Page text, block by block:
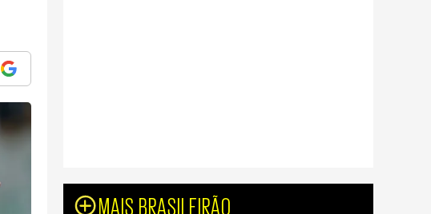
MAIS BRASILEIRÃO